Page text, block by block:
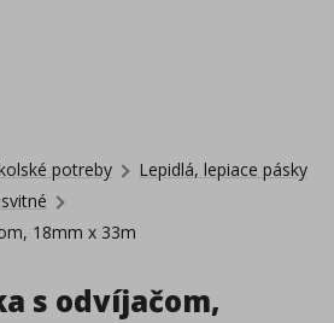
potreby
Lepidlá, lepiace pásky
18mm x 33m
s odvíjačom,